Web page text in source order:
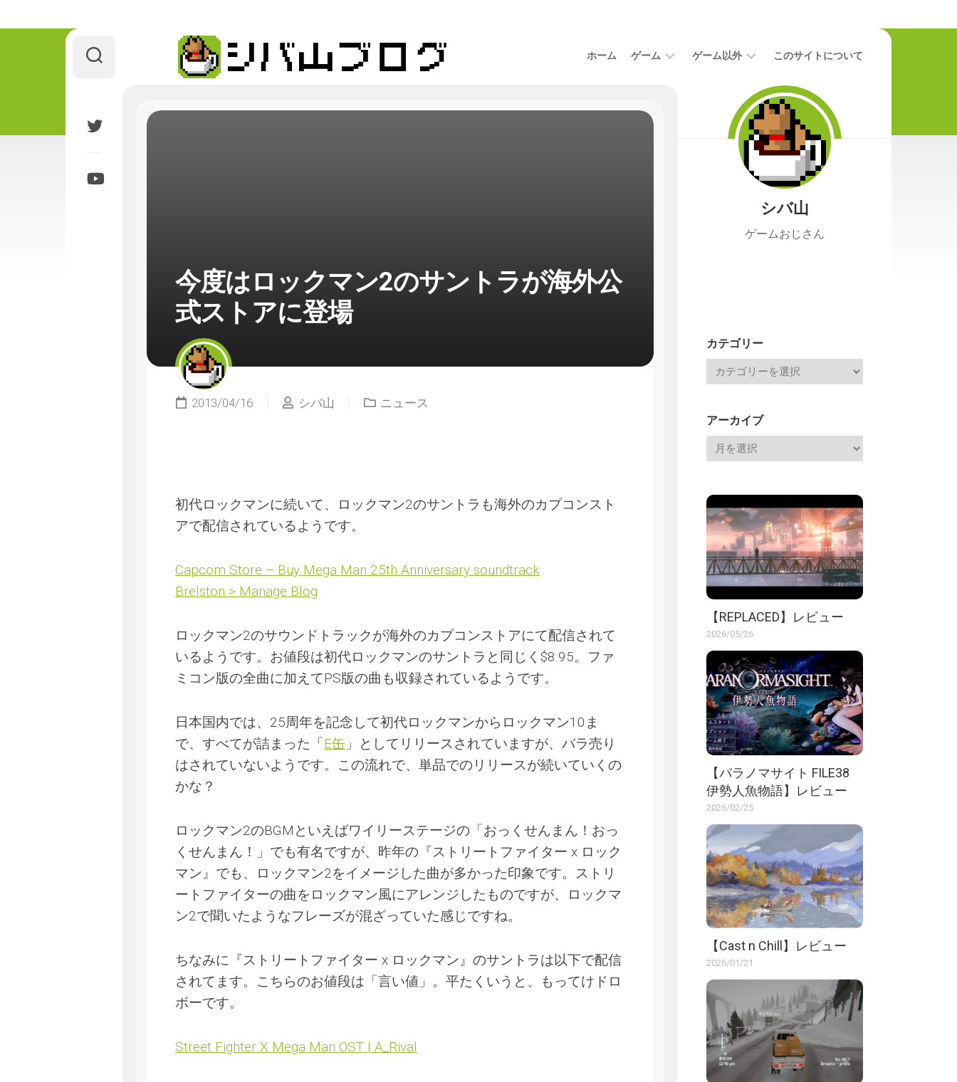
ホーム ゲーム
ビ
ゲーム以外 このサイトについて
今度はロックマン2のサントラが海外公
式ストアに登場
2013/04/16 シバ山 ニュース
初代ロックマンに続いて、ロックマン2のサントラも海外のカプコンスト
アで配信されているようです。
Capcom Store – Buy Mega Man 25th Anniversary soundtrack
Brelston > Manage Blog
ロックマン2のサウンドトラックが海外のカプコンストアにて配信されて
いるようです。お値段は初代ロックマンのサントラと同じく$8.95。ファ
ミコン版の全曲に加えてPS版の曲も収録されているようです。
日本国内では、25周年を記念して初代ロックマンからロックマン10ま
で、すべてが詰まった「E缶 」としてリリースされていますが、バラ売り
はされていないようです。この流れで、単品でのリリースが続いていくの
かな？
ロックマン2のBGMといえばワイリーステージの「おっくせんまん！おっ
くせんまん！」でも有名ですが、昨年の『ストリートファイター x ロック
マン』でも、ロックマン2をイメージした曲が多かった印象です。ストリ
ートファイターの曲をロックマン風にアレンジしたものですが、ロックマ
ン2で聞いたようなフレーズが混ざっていた感じですね。
ちなみに『ストリートファイター x ロックマン』のサントラは以下で配信
されてます。こちらのお値段は「言い値」。平たくいうと、もってけドロ
ボーです。
Street Fighter X Mega Man OST | A_Rival
シバ山
ゲームおじさん
カテゴリー
アーカイブ
【REPLACED】レビュー
2026/05/26
【パラノマサイト FILE38
伊勢人魚物語】レビュー
2026/02/25
【Cast n Chill】レビュー
2026/01/21